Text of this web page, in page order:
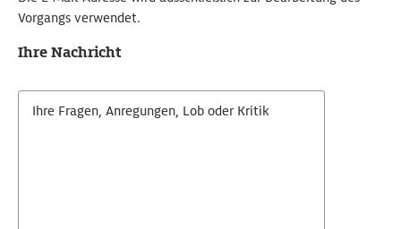
Vorgangs verwendet.
Ihre Nachricht
Ihre Fragen, Anregungen, Lob oder Kritik